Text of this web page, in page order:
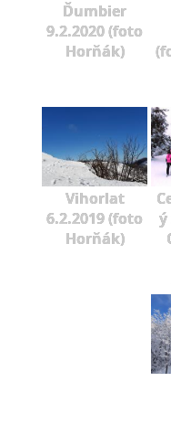
Ďumbier
9.2.2020 (foto
Horňák)
Vihorlat
6.2.2019 (foto
Horňák)
ý